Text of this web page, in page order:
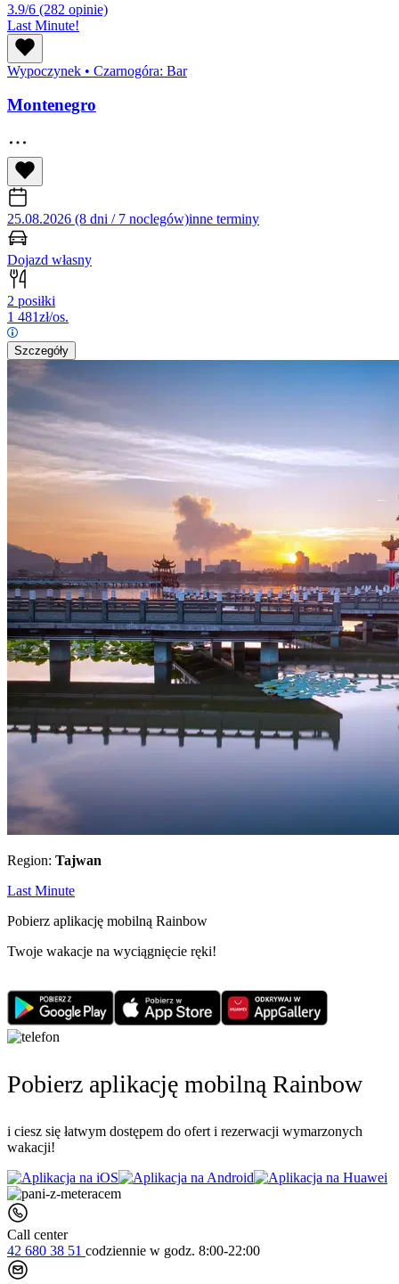
3.9/6 (282 opinie)
Last Minute!
Wypoczynek • Czarnogóra: Bar
Montenegro
25.08.2026 (8 dni / 7 noclegów)inne terminy
Dojazd własny
2 posiłki
1 481zł/os.
Szczegóły
Region: Tajwan
Last Minute
Pobierz aplikację mobilną Rainbow
Twoje wakacje na wyciągnięcie ręki!
Pobierz aplikację mobilną Rainbow
i ciesz się łatwym dostępem do ofert i rezerwacji wymarzonych
wakacji!
Call center
42 680 38 51 codziennie w godz. 8:00-22:00